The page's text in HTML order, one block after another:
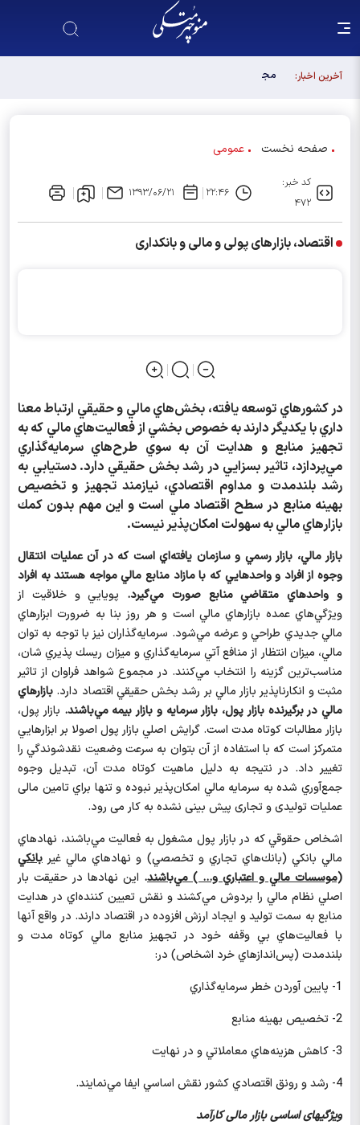
آخرین اخبار:
مجلس آینده باید آبروی اصولگرایی باشد / فهرست شورای
صفحه نخست عمومی
کد خبر:
۴۷۲
۲۲:۴۶ ۱۳۹۳/۰۶/۲۱
اقتصاد، بازارهای پولی و مالی و بانکداری
در كشورهاي توسعه يافته، بخش‌هاي مالي و حقيقي ارتباط معنا
داري با يكديگر دارند به خصوص بخشي از فعاليت‌هاي مالي كه به
تجهيز منابع و هدايت آن به سوي طرح‌هاي سرمايه‌گذاري
مي‌پردازد، تاثير بسزايي در رشد بخش حقيقي دارد. دستيابي به
رشد بلندمدت و مداوم اقتصادي، نيازمند تجهيز و تخصيص
بهينه منابع در سطح اقتصاد ملي است و اين مهم بدون كمك
بازارهاي مالي به سهولت امكان‌پذير نيست.
بازار مالي، بازار رسمي و سازمان يافته‌اي است كه در آن عمليات انتقال
وجوه از افراد و واحدهايي كه با مازاد منابع مالي مواجه هستند به افراد
و واحدهاي متقاضي منابع صورت مي‌گيرد. پويايي و خلاقيت از
ويژگي‌هاي عمده بازارهاي مالي است و هر روز بنا به ضرورت ابزارهاي
مالي جديدي طراحي و عرضه مي‌شود. سرمايه‌گذاران نيز با توجه به توان
مالي، ميزان انتظار از منافع آتي سرمايه‌گذاري و ميزان ريسك پذيري شان،
مناسب‌ترين گزينه را انتخاب مي‌كنند. در مجموع شواهد فراوان از تاثير
مثبت و انكارناپذير بازار مالي بر رشد بخش حقيقي اقتصاد دارد. بازارهاي
مالي در برگيرنده بازار پول، بازار سرمايه و بازار بيمه مي‌باشند. بازار پول،
بازار مطالبات كوتاه مدت است. گرايش اصلي بازار پول اصولا بر ابزارهايي
متمركز است كه با استفاده از آن بتوان به سرعت وضعيت نقدشوندگي را
تغيير داد. در نتيجه به دليل ماهيت كوتاه مدت آن، تبديل وجوه
جمع‌آوري شده به سرمايه مالي امكان‌پذير نبوده و تنها براي تامين مالی
عملیات تولیدی و تجاری پیش بینی نشده به کار می رود.
اشخاص حقوقي كه در بازار پول مشغول به فعاليت مي‌باشند، نهادهاي
مالي بانكي (بانك‌هاي تجاري و تخصصي) و نهادهاي مالي غير بانكي
(موسسات مالي و اعتباري و... ) مي‌باشند. اين نهادها در حقيقت بار
اصلي نظام مالي را بردوش مي‌كشند و نقش تعيين كننده‌اي در هدايت
منابع به سمت توليد و ايجاد ارزش افزوده در اقتصاد دارند. در واقع آنها
با فعاليت‌هاي بي وقفه خود در تجهيز منابع مالي كوتاه مدت و
بلندمدت (پس‌اندازهاي خرد اشخاص) در:
1- پايين آوردن خطر سرمايه‌گذاري
2- تخصيص بهينه منابع
3- كاهش هزينه‌هاي معاملاتي و در نهايت
4- رشد و رونق اقتصادي كشور نقش اساسي ايفا مي‌نمايند.
ویژگی‏های اساسی بازار مالی کارآمد